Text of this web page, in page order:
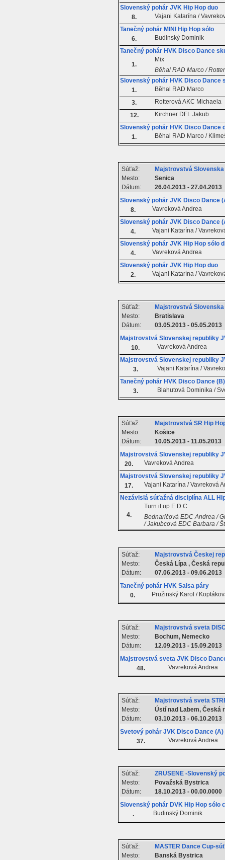
Slovenský pohár JVK Hip Hop duo
8.
Vajani Katarína /
Tanečný pohár MINI Hip Hop sólo
6.
Budinský Dominik
Tanečný pohár HVK Disco Dance
1.
Mix
Běhal RAD Marco /
Slovenský pohár HVK Disco Dance
1.
Běhal RAD Marco
3.
Rotterová AKC Michaela
12.
Kirchner DFL Jakub
Slovenský pohár HVK Disco Dance
1.
Běhal RAD Marco /
Súťaž:
Majstrovstvá Slovenska
Mesto:
Senica
Dátum:
26.04.2013 - 27.04.2013
Slovenský pohár JVK Disco Dance
8.
Vavreková Andrea
Slovenský pohár JVK Disco Dance
4.
Vajani Katarína /
Slovenský pohár JVK Hip Hop sólo
4.
Vavreková Andrea
Slovenský pohár JVK Hip Hop duo
2.
Vajani Katarína /
Súťaž:
Majstrovstvá Slovenska
Mesto:
Bratislava
Dátum:
03.05.2013 - 05.05.2013
Majstrovstvá Slovenskej republiky
10.
Vavreková Andrea
Majstrovstvá Slovenskej republiky
3.
Vajani Katarína /
Tanečný pohár HVK Disco Dance
3.
Blahutová Dominika /
Súťaž:
Majstrovstvá SR Hip
Mesto:
Košice
Dátum:
10.05.2013 - 11.05.2013
Majstrovstvá Slovenskej republiky
20.
Vavreková Andrea
Majstrovstvá Slovenskej republiky
17.
Vajani Katarína / Vavreková
Nezávislá súťažná disciplína ALL
4.
Turn it up E.D.C.
Bednaričová EDC Andrea /
/ Jakubcová EDC Barbara /
Súťaž:
Majstrovstvá Českej
Mesto:
Česká Lípa , Česká
Dátum:
07.06.2013 - 09.06.2013
Tanečný pohár HVK Salsa páry
0.
Pružinský Karol /
Súťaž:
Majstrovstvá sveta
Mesto:
Bochum, Nemecko
Dátum:
12.09.2013 - 15.09.2013
Majstrovstvá sveta JVK Disco
48.
Vavreková Andrea
Súťaž:
Majstrovstvá sveta
Mesto:
Ústí nad Labem, Česká
Dátum:
03.10.2013 - 06.10.2013
Svetový pohár JVK Disco Dance
37.
Vavreková Andrea
Súťaž:
ZRUSENE -Slovenský
Mesto:
Považská Bystrica
Dátum:
18.10.2013 - 00.00.0000
Slovenský pohár DVK Hip Hop sólo
.
Budinský Dominik
Súťaž:
MASTER Dance Cup-
Mesto:
Banská Bystrica